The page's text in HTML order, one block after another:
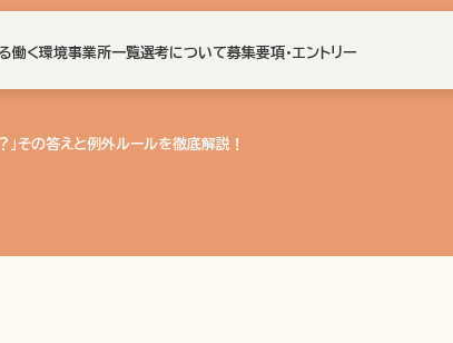
働く環境事業所一覧選考について募集要項・エントリー
」その答えと例外ルールを徹底解説！